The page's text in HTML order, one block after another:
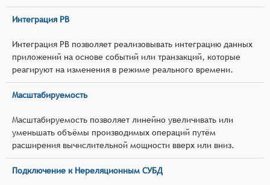
Интеграция РВ
Интеграция РВ позволяет реализовывать интеграцию данных
приложений на основе событий или транзакций, которые
реагируют на изменения в режиме реального времени.
Масштабируемость
Масштабируемость позволяет линейно увеличивать или
уменьшать объёмы производимых операций путём
расширения вычислительной мощности вверх или вниз.
Подключение к Нереляционным СУБД